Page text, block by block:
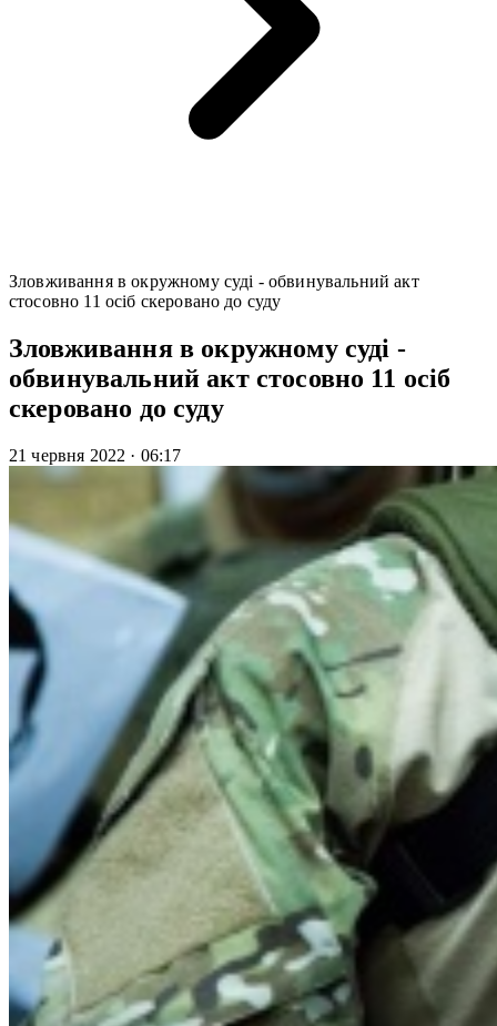
Зловживання в окружному суді - обвинувальний акт
стосовно 11 осіб скеровано до суду
Зловживання в окружному суді -
обвинувальний акт стосовно 11 осіб
скеровано до суду
21 червня 2022 · 06:17